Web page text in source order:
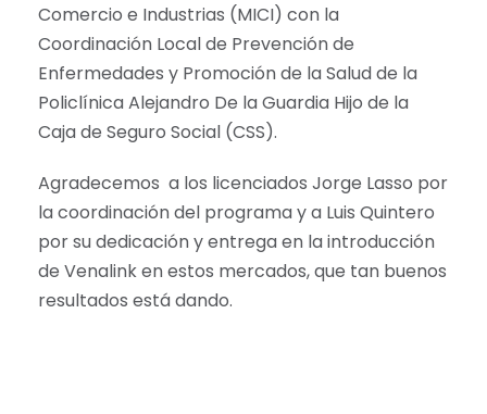
Comercio e Industrias (MICI) con la
Coordinación Local de Prevención de
Enfermedades y Promoción de la Salud de la
Policlínica Alejandro De la Guardia Hijo de la
Caja de Seguro Social (CSS).
Agradecemos a los licenciados Jorge Lasso por
la coordinación del programa y a Luis Quintero
por su dedicación y entrega en la introducción
de Venalink en estos mercados, que tan buenos
resultados está dando.